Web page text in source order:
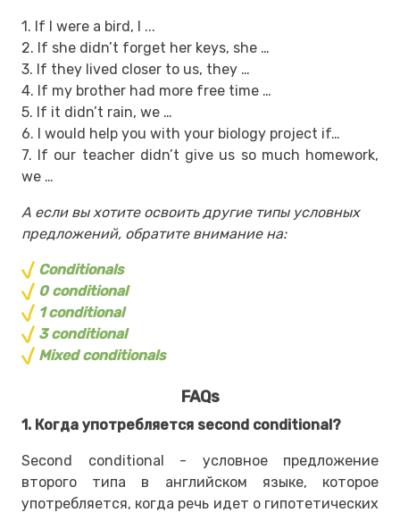
1. If I were a bird, I ...
2. If she didn’t forget her keys, she …
3. If they lived closer to us, they …
4. If my brother had more free time …
5. If it didn’t rain, we …
6. I would help you with your biology project if…
7. If our teacher didn’t give us so much homework,
we …
А если вы хотите освоить другие типы условных
предложений, обратите внимание на:
Conditionals
0 conditional
1 conditional
3 conditional
Mixed conditionals
FAQs
1. Когда употребляется second conditional?
Second conditional - условное предложение
второго типа в английском языке, которое
употребляется, когда речь идет о гипотетических